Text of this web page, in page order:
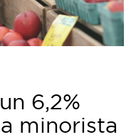
6,2%
minorista